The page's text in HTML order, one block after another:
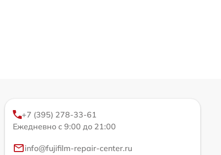
+7 (395) 278-33-61
Ежедневно с 9:00 до 21:00
info@fujifilm-repair-center.ru